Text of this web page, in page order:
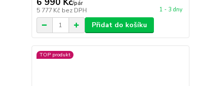
/pár
5 777 Kč bez DPH 1 - 3 dny
Přidat do košíku
TOP produkt